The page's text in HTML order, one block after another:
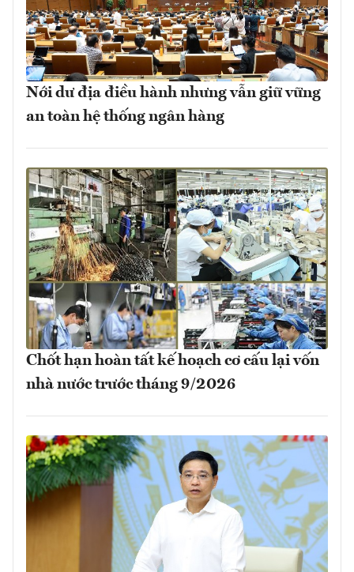
Nới dư địa điều hành nhưng vẫn giữ vững
an toàn hệ thống ngân hàng
Chốt hạn hoàn tất kế hoạch cơ cấu lại vốn
nhà nước trước tháng 9/2026